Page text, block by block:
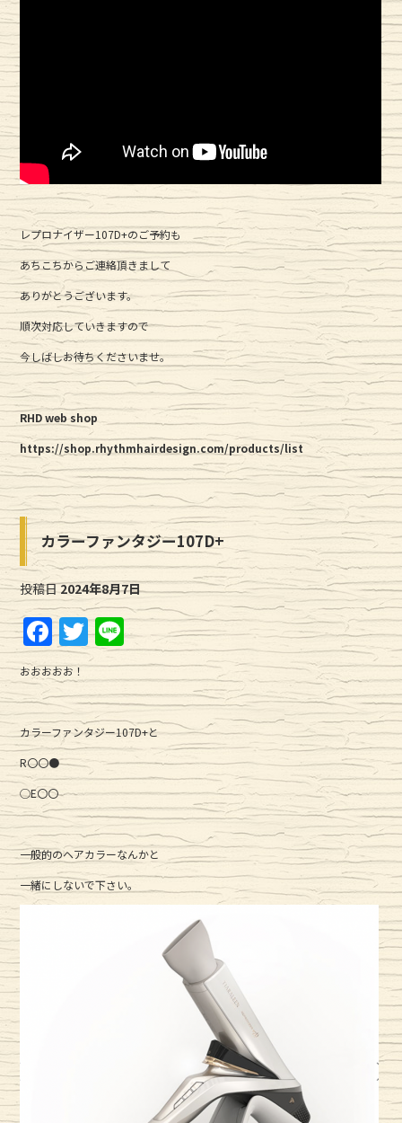
レプロナイザー107D+のご予約も
あちこちからご連絡頂きまして
ありがとうございます。
順次対応していきますので
今しばしお待ちくださいませ。
RHD web shop
https://shop.rhythmhairdesign.com/products/list
カラーファンタジー107D+
投稿日2024年8月7日
F
a
c
e
b
o
o
k
T
w
it
te
r
Li
n
e
おおおおお！
カラーファンタジー107D+と
R〇〇●
◯E〇〇
一般的のヘアカラーなんかと
一緒にしないで下さい。